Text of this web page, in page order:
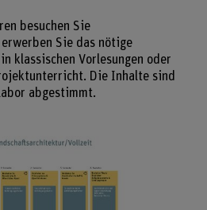
besuchen Sie
Sie das nötige
klassischen Vorlesungen oder
Die Inhalte sind
abgestimmt.